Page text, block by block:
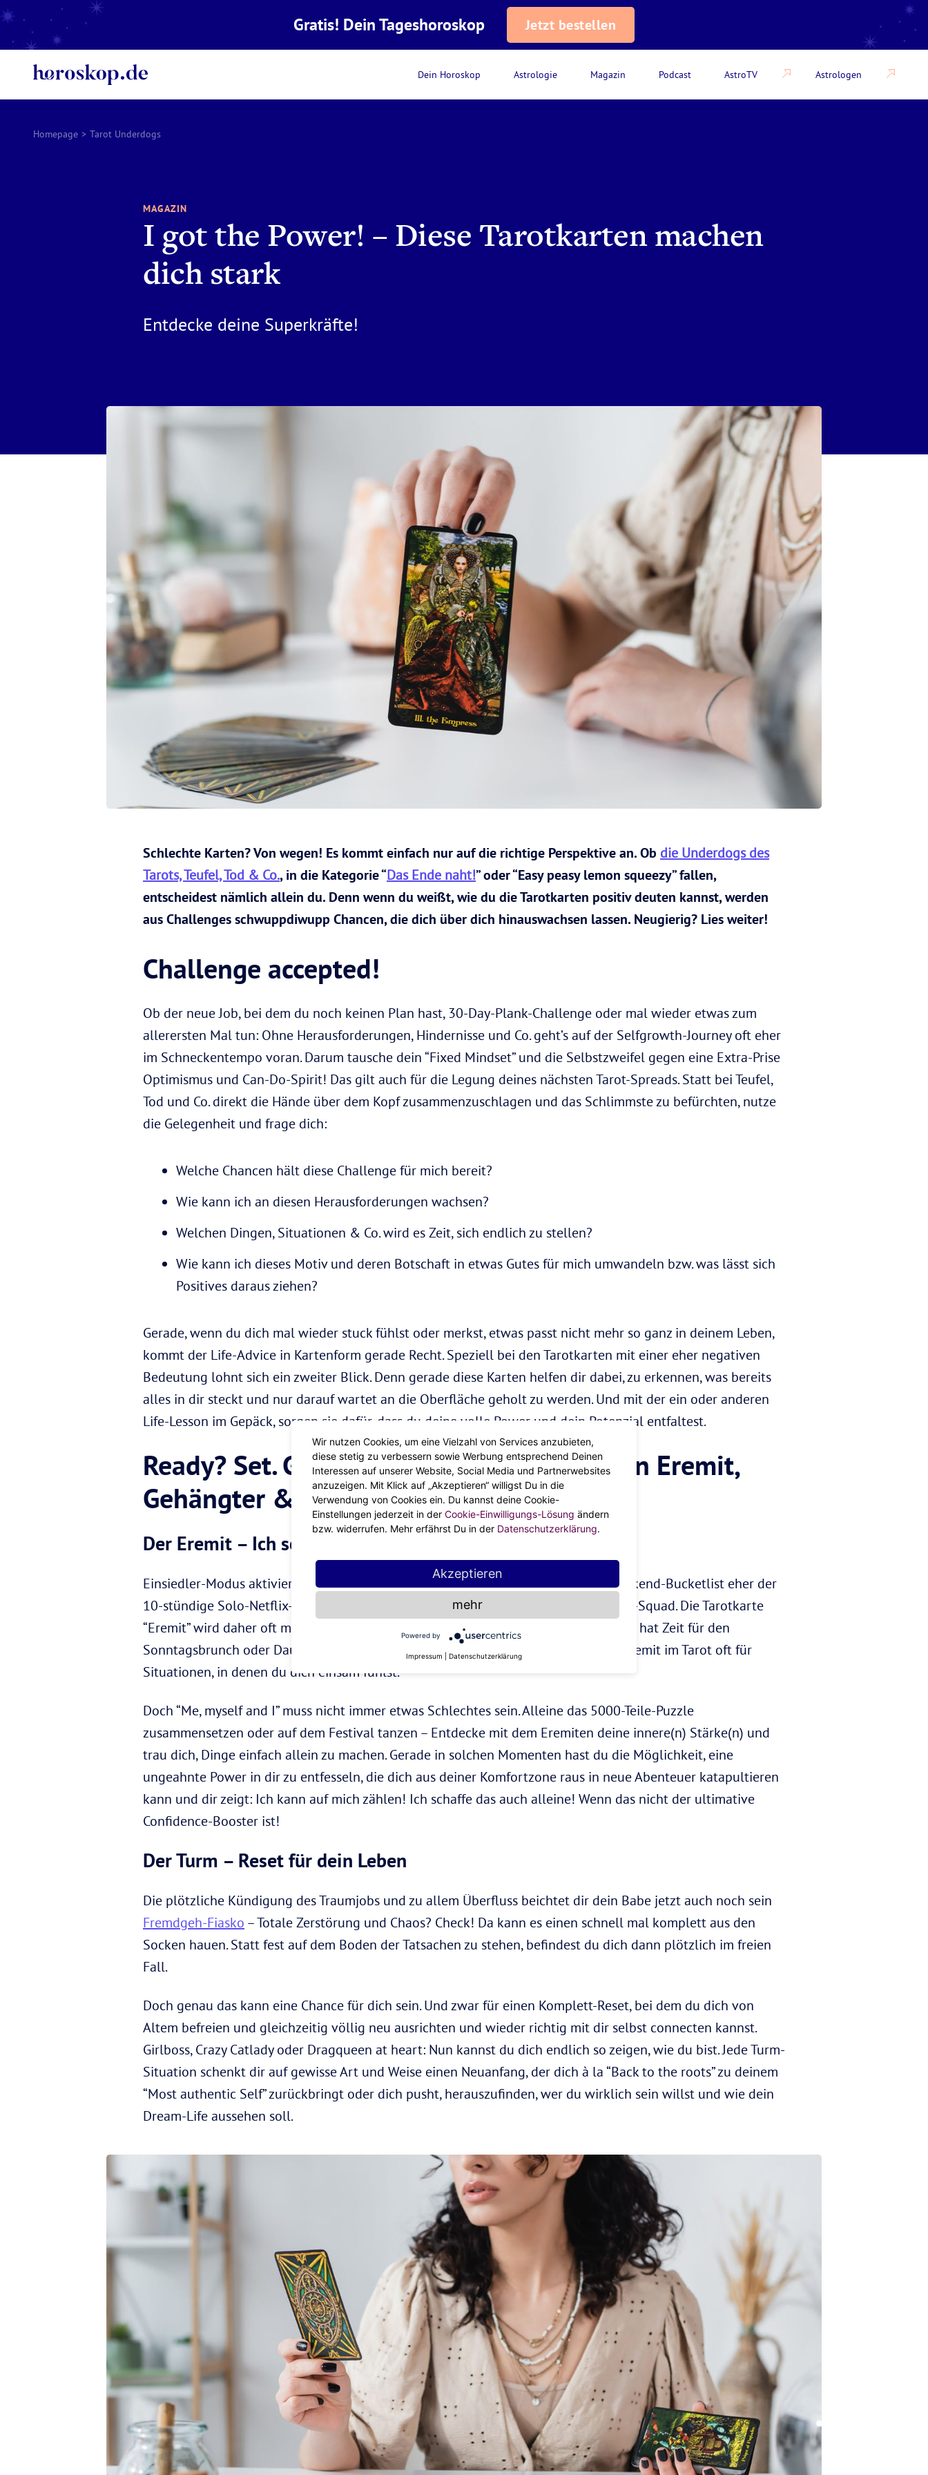
Dein Horoskop Astrologie Magazin Podcast AstroTV Astrologen
Gratis! Dein Tageshoroskop Jetzt bestellen
Homepage > Tarot Underdogs
MAGAZIN
I got the Power! – Diese Tarotkarten machen
dich stark
Entdecke deine Superkräfte!
Schlechte Karten? Von wegen! Es kommt einfach nur auf die richtige Perspektive an. Ob die Underdogs des
Tarots, Teufel, Tod & Co., in die Kategorie “Das Ende naht!” oder “Easy peasy lemon squeezy” fallen,
entscheidest nämlich allein du. Denn wenn du weißt, wie du die Tarotkarten positiv deuten kannst, werden
aus Challenges schwuppdiwupp Chancen, die dich über dich hinauswachsen lassen. Neugierig? Lies weiter!
Challenge accepted!
Ob der neue Job, bei dem du noch keinen Plan hast, 30-Day-Plank-Challenge oder mal wieder etwas zum
allerersten Mal tun: Ohne Herausforderungen, Hindernisse und Co. geht’s auf der Selfgrowth-Journey oft eher
im Schneckentempo voran. Darum tausche dein “Fixed Mindset” und die Selbstzweifel gegen eine Extra-Prise
Optimismus und Can-Do-Spirit! Das gilt auch für die Legung deines nächsten Tarot-Spreads. Statt bei Teufel,
Tod und Co. direkt die Hände über dem Kopf zusammenzuschlagen und das Schlimmste zu befürchten, nutze
die Gelegenheit und frage dich:
Welche Chancen hält diese Challenge für mich bereit?
Wie kann ich an diesen Herausforderungen wachsen?
Welchen Dingen, Situationen & Co. wird es Zeit, sich endlich zu stellen?
Wie kann ich dieses Motiv und deren Botschaft in etwas Gutes für mich umwandeln bzw. was lässt sich
Positives daraus ziehen?
Gerade, wenn du dich mal wieder stuck fühlst oder merkst, etwas passt nicht mehr so ganz in deinem Leben,
kommt der Life-Advice in Kartenform gerade Recht. Speziell bei den Tarotkarten mit einer eher negativen
Bedeutung lohnt sich ein zweiter Blick. Denn gerade diese Karten helfen dir dabei, zu erkennen, was bereits
alles in dir steckt und nur darauf wartet an die Oberfläche geholt zu werden. Und mit der ein oder anderen
Life-Lesson im Gepäck, sorgen sie dafür, dass du deine volle Power und dein Potenzial entfaltest.
Ready? Set. Grow! – Diese Learnings halten Eremit,
Gehängter & Co. für dich bereit
Der Eremit – Ich schaffe das auch alleine!
Einsiedler-Modus aktiviert! Wäre diese Tarotkarte eine Person, stünde auf ihrer Weekend-Bucketlist eher der
10-stündige Solo-Netflix-Marathon statt Party-Getaway mit dem kompletten Friend-Squad. Die Tarotkarte
“Eremit” wird daher oft mit dem Gefühl verbunden, ein Außenseiter zu sein. Niemand hat Zeit für den
Sonntagsbrunch oder Dauer-Single-Forever-Alone-Feeling? Tatsächlich steht der Eremit im Tarot oft für
Situationen, in denen du dich einsam fühlst.
Doch “Me, myself and I” muss nicht immer etwas Schlechtes sein. Alleine das 5000-Teile-Puzzle
zusammensetzen oder auf dem Festival tanzen – Entdecke mit dem Eremiten deine innere(n) Stärke(n) und
trau dich, Dinge einfach allein zu machen. Gerade in solchen Momenten hast du die Möglichkeit, eine
ungeahnte Power in dir zu entfesseln, die dich aus deiner Komfortzone raus in neue Abenteuer katapultieren
kann und dir zeigt: Ich kann auf mich zählen! Ich schaffe das auch alleine! Wenn das nicht der ultimative
Confidence-Booster ist!
Der Turm – Reset für dein Leben
Die plötzliche Kündigung des Traumjobs und zu allem Überfluss beichtet dir dein Babe jetzt auch noch sein
Fremdgeh-Fiasko – Totale Zerstörung und Chaos? Check! Da kann es einen schnell mal komplett aus den
Socken hauen. Statt fest auf dem Boden der Tatsachen zu stehen, befindest du dich dann plötzlich im freien
Fall.
Doch genau das kann eine Chance für dich sein. Und zwar für einen Komplett-Reset, bei dem du dich von
Altem befreien und gleichzeitig völlig neu ausrichten und wieder richtig mit dir selbst connecten kannst.
Girlboss, Crazy Catlady oder Dragqueen at heart: Nun kannst du dich endlich so zeigen, wie du bist. Jede Turm-
Situation schenkt dir auf gewisse Art und Weise einen Neuanfang, der dich à la “Back to the roots” zu deinem
“Most authentic Self” zurückbringt oder dich pusht, herauszufinden, wer du wirklich sein willst und wie dein
Dream-Life aussehen soll.
Wir nutzen Cookies, um eine Vielzahl von Services anzubieten,
diese stetig zu verbessern sowie Werbung entsprechend Deinen
Interessen auf unserer Website, Social Media und Partnerwebsites
anzuzeigen. Mit Klick auf „Akzeptieren“ willigst Du in die
Verwendung von Cookies ein. Du kannst deine Cookie-
Einstellungen jederzeit in der Cookie-Einwilligungs-Lösung ändern
bzw. widerrufen. Mehr erfährst Du in der Datenschutzerklärung.
Akzeptieren
mehr
Powered by
Impressum Datenschutzerklärung